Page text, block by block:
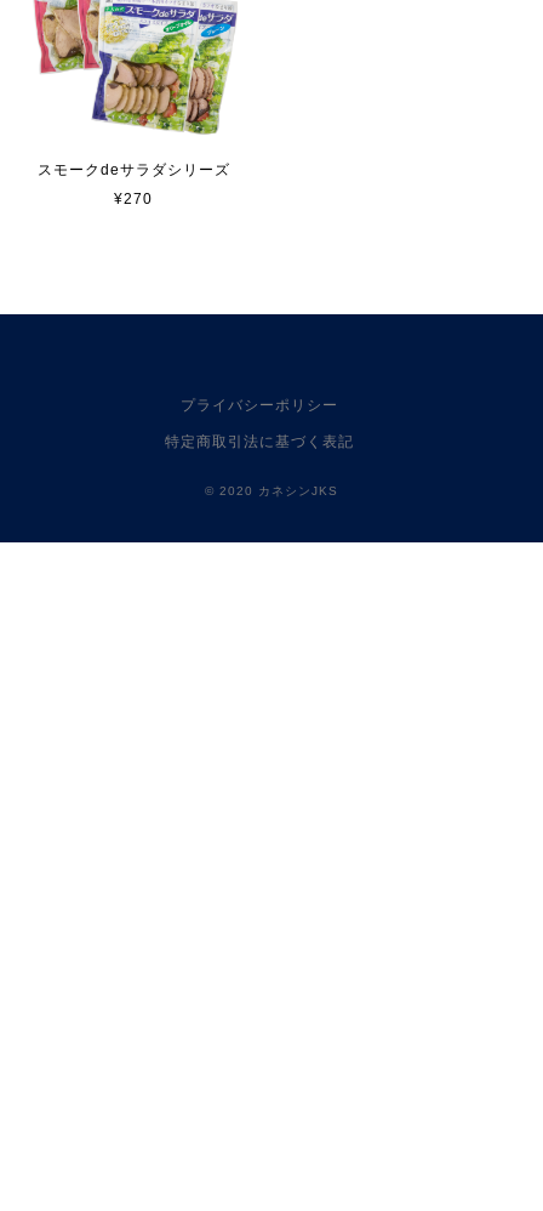
スモークdeサラダシリーズ
¥270
プライバシーポリシー
特定商取引法に基づく表記
© 2020 カネシンJKS